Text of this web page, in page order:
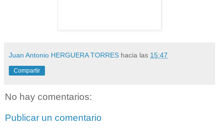
Juan Antonio HERGUERA TORRES hacia las 15:47
Compartir
No hay comentarios:
Publicar un comentario